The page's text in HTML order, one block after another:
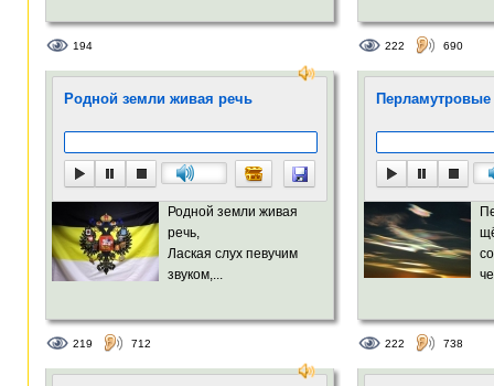
194 222 690
Родной земли живая речь
Родной земли живая
речь,
Лаская слух певучим
звуком,...
219 712 222 738